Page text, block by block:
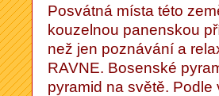
Posvátná místa této
kouzelnou panenskou
než jen poznávání a
RAVNE. Bosenské
pyramid na světě.